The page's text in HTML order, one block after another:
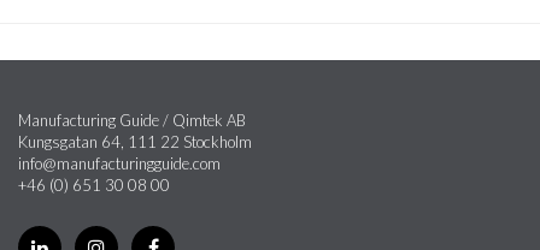
Manufacturing Guide / Qimtek AB
Kungsgatan 64, 111 22 Stockholm
info@manufacturingguide.com
+46 (0) 651 30 08 00